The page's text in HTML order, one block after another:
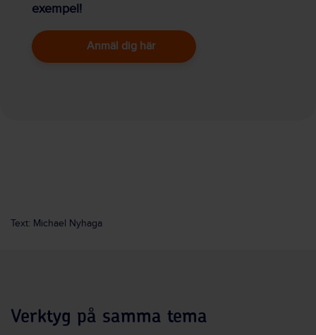
exempel!
Anmäl dig här
Text: Michael Nyhaga
Verktyg på samma tema